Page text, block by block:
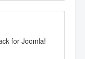
for Joomla!